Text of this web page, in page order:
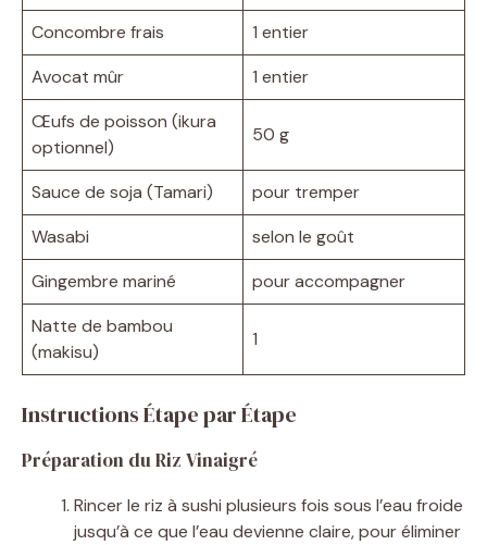
Concombre frais
1 entier
Avocat mûr
1 entier
Œufs de poisson (ikura
optionnel)
50 g
Sauce de soja (Tamari)
pour tremper
Wasabi
selon le goût
Gingembre mariné
pour accompagner
Natte de bambou
(makisu)
1
Instructions Étape par Étape
Préparation du Riz Vinaigré
Rincer le riz à sushi plusieurs fois sous l’eau froide
jusqu’à ce que l’eau devienne claire, pour éliminer